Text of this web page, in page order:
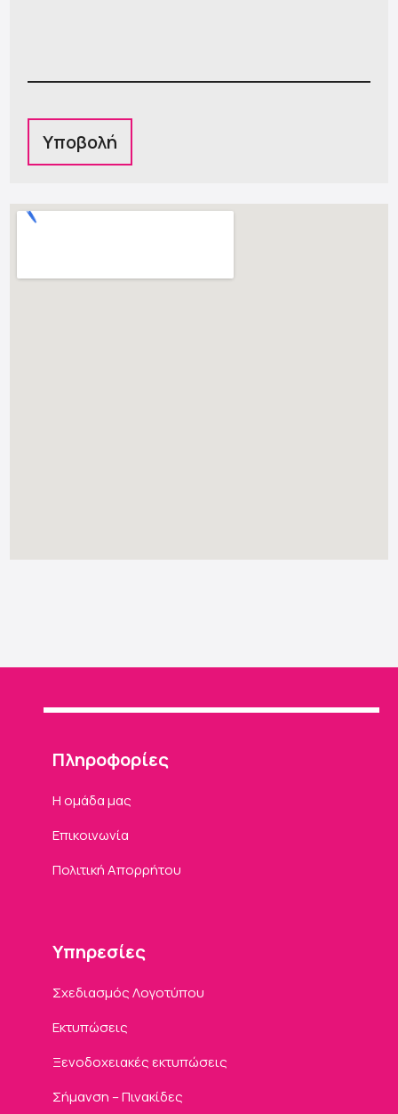
Πληροφορίες
Η ομάδα μας
Επικοινωνία
Πολιτική Απορρήτου
Υπηρεσίες
Σχεδιασμός Λογοτύπου
Εκτυπώσεις
Ξενοδοχειακές εκτυπώσεις
Σήμανση – Πινακίδες